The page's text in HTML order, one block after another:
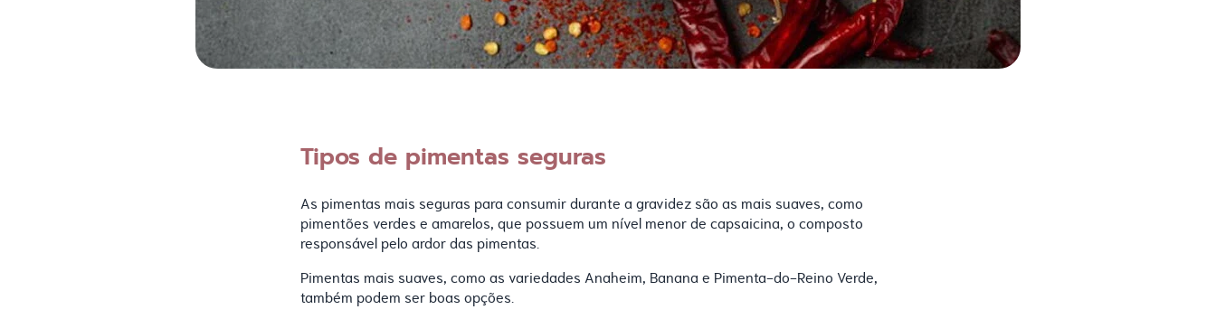
Tipos de pimentas seguras
As pimentas mais seguras para consumir durante a gravidez são as mais suaves, como
pimentões verdes e amarelos, que possuem um nível menor de capsaicina, o composto
responsável pelo ardor das pimentas.
Pimentas mais suaves, como as variedades Anaheim, Banana e Pimenta-do-Reino Verde,
também podem ser boas opções.